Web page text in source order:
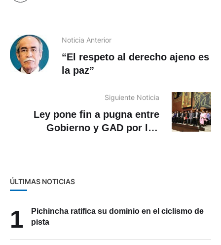
Noticia Anterior
“El respeto al derecho ajeno es
la paz”
Siguiente Noticia
Ley pone fin a pugna entre
Gobierno y GAD por los
ÚLTIMAS NOTICIAS
1
Pichincha ratifica su dominio en el ciclismo de
pista